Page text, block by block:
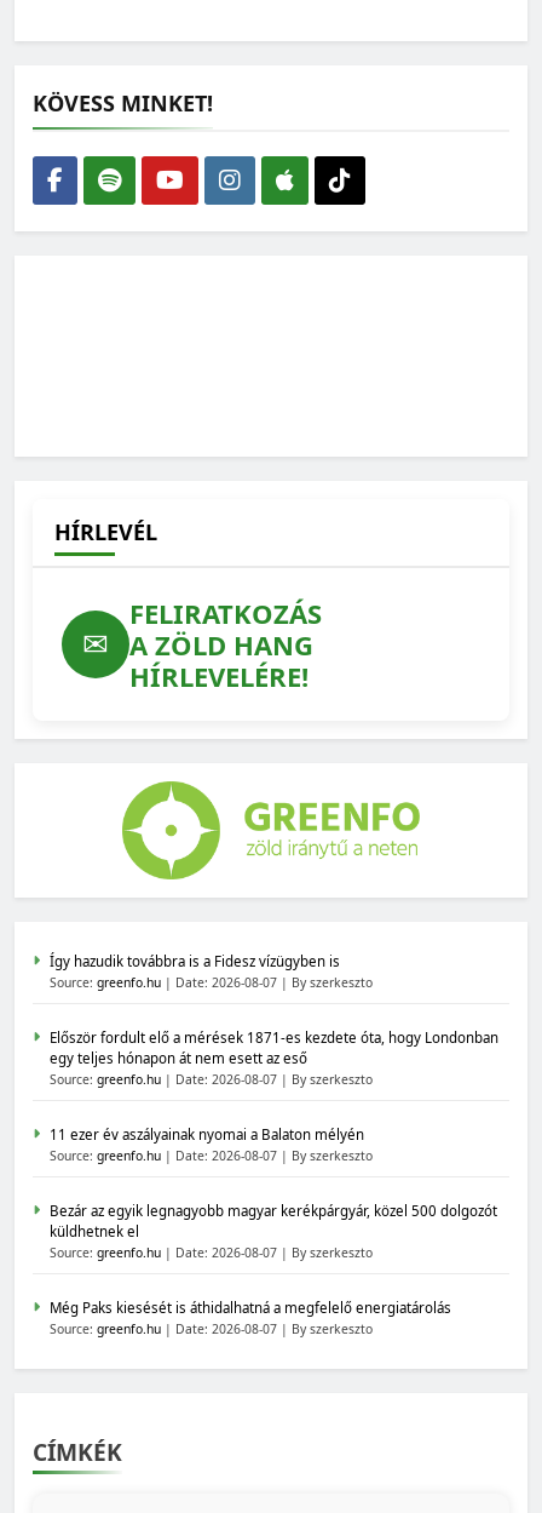
KÖVESS MINKET!
HÍRLEVÉL
✉
FELIRATKOZÁS
A ZÖLD HANG
HÍRLEVELÉRE!
Így hazudik továbbra is a Fidesz vízügyben is
Source: greenfo.hu Date: 2026-08-07 By szerkeszto
Először fordult elő a mérések 1871-es kezdete óta, hogy Londonban
egy teljes hónapon át nem esett az eső
Source: greenfo.hu Date: 2026-08-07 By szerkeszto
11 ezer év aszályainak nyomai a Balaton mélyén
Source: greenfo.hu Date: 2026-08-07 By szerkeszto
Bezár az egyik legnagyobb magyar kerékpárgyár, közel 500 dolgozót
küldhetnek el
Source: greenfo.hu Date: 2026-08-07 By szerkeszto
Még Paks kiesését is áthidalhatná a megfelelő energiatárolás
Source: greenfo.hu Date: 2026-08-07 By szerkeszto
CÍMKÉK